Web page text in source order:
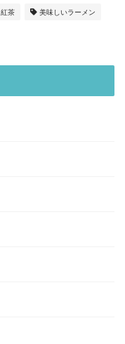
紅茶 美味しいラーメン